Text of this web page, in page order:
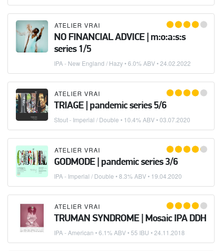
ATELIER VRAI
NO FINANCIAL ADVICE | m:o:a:s:s
series 1/5
IPA - New England / Hazy• 6.0% ABV •24.02.2022
ATELIER VRAI
TRIAGE | pandemic series 5/6
Stout - Imperial / Double • 10.4% ABV •03.07.2020
ATELIER VRAI
GODMODE | pandemic series 3/6
IPA - Imperial / Double • 8.3% ABV • 19.04.2020
ATELIER VRAI
TRUMAN SYNDROME | Mosaic IPA DDH
IPA - American • 6.1% ABV • 55 IBU •24.11.2018